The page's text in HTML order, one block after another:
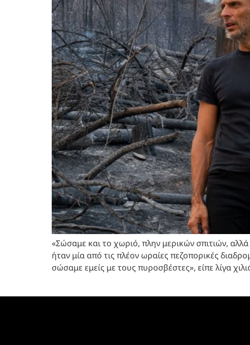
«Σώσαμε και το χωριό, πλην μερικών σπιτιών,
ήταν μία από τις πλέον ωραίες πεζοπορικές
σώσαμε εμείς με τους πυροσβέστες», είπε λίγα